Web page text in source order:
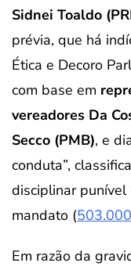
Sidnei Toaldo
prévia, que há
Ética e Decoro
com base em
vereadores Da
Secco (PMB), e
conduta”,
disciplinar punível
mandato (
Em razão da